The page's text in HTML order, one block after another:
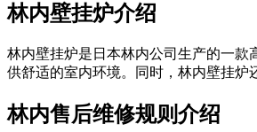
林内壁挂炉介绍
林内壁挂炉是日本林内公司生产的一款
供舒适的室内环境。同时，林内壁挂炉
林内售后维修规则介绍